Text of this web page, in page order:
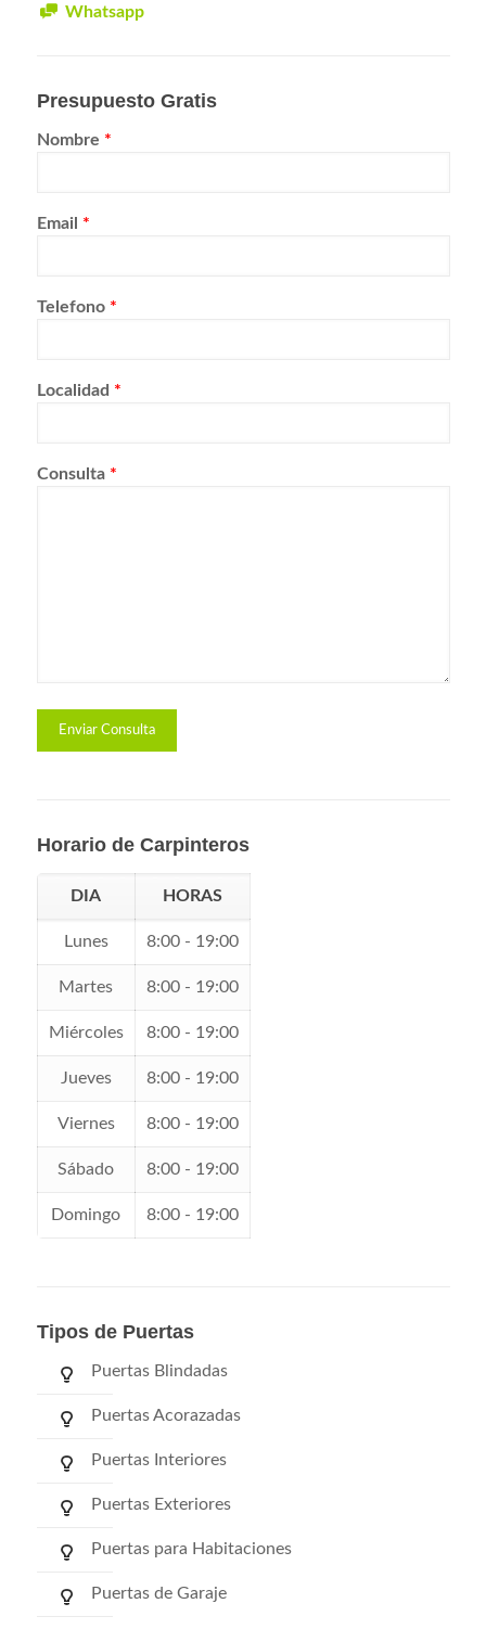
Whatsapp
Presupuesto Gratis
Nombre *
Email *
Telefono *
Localidad *
Consulta *
Horario de Carpinteros
DIA HORAS
Lunes 8:00 - 19:00
Martes 8:00 - 19:00
Miércoles 8:00 - 19:00
Jueves 8:00 - 19:00
Viernes 8:00 - 19:00
Sábado 8:00 - 19:00
Domingo 8:00 - 19:00
Tipos de Puertas
Puertas Blindadas
Puertas Acorazadas
Puertas Interiores
Puertas Exteriores
Puertas para Habitaciones
Puertas de Garaje